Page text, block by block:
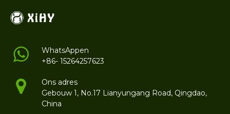
WhatsAppen
+86- 15264257623
Ons adres
Gebouw 1, No.17 Lianyungang Road, Qingdao,
China